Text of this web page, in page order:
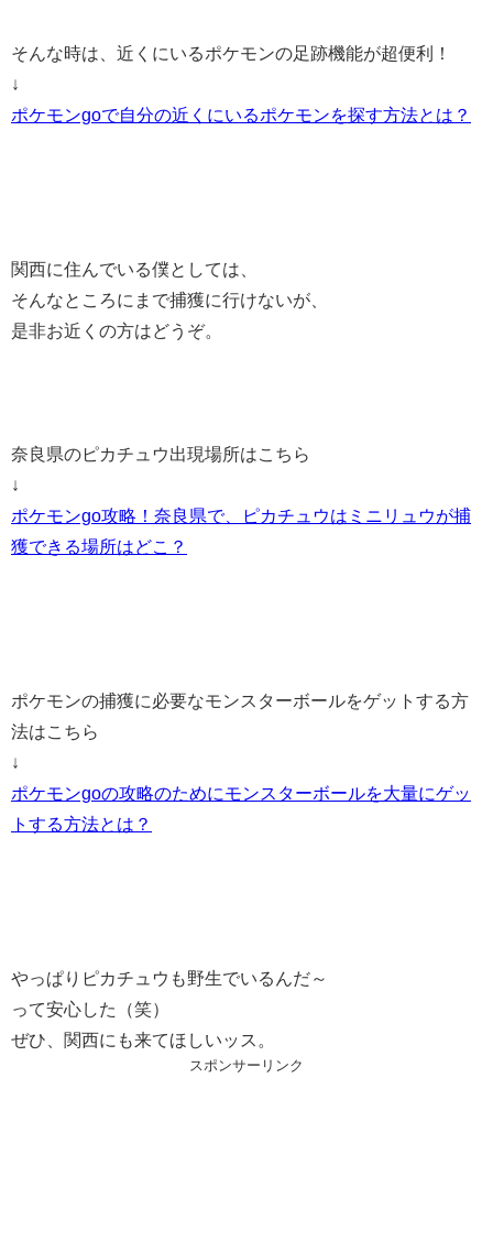
そんな時は、近くにいるポケモンの足跡機能が超便利！
↓
ポケモンgoで自分の近くにいるポケモンを探す方法とは？
関西に住んでいる僕としては、
そんなところにまで捕獲に行けないが、
是非お近くの方はどうぞ。
奈良県のピカチュウ出現場所はこちら
↓
ポケモンgo攻略！奈良県で、ピカチュウはミニリュウが捕
獲できる場所はどこ？
ポケモンの捕獲に必要なモンスターボールをゲットする方
法はこちら
↓
ポケモンgoの攻略のためにモンスターボールを大量にゲッ
トする方法とは？
やっぱりピカチュウも野生でいるんだ～
って安心した（笑）
ぜひ、関西にも来てほしいッス。
スポンサーリンク